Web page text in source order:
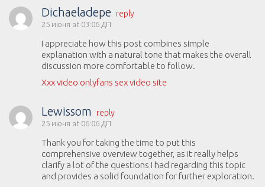
Dichaeladepe reply
25 июня at 03:06 ДП
I appreciate how this post combines simple
explanation with a natural tone that makes the overall
discussion more comfortable to follow.
Xxx video onlyfans sex video site
Lewissom reply
25 июня at 06:06 ДП
Thank you for taking the time to put this
comprehensive overview together, as it really helps
clarify a lot of the questions I had regarding this topic
and provides a solid foundation for further exploration.